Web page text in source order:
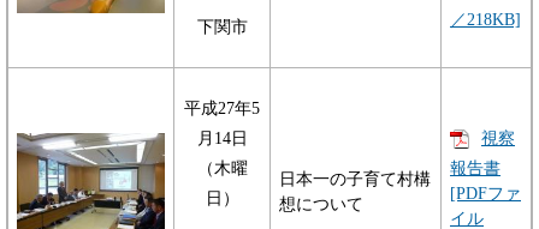
下関市
／218KB]
平成27年5
月14日
（木曜
日）
日本一の子育て村構
想について
視察
報告書
[PDFファ
イル